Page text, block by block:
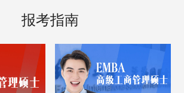
报考指南